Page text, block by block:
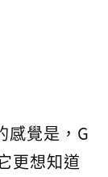
感覺是，G
更想知道